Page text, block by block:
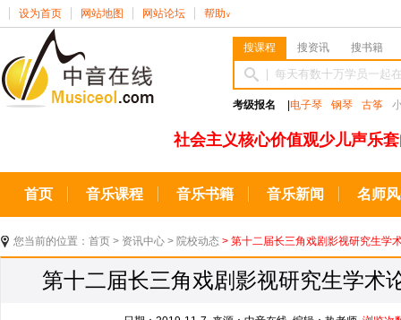
设为首页 网站地图 网站论坛 帮助 ∨
搜课程 搜资讯 搜书籍
考级报名 电子琴 钢琴 古筝
社会主义核心价值观少儿声乐
首页 音乐课程 音乐书籍 音乐新闻 名师
您当前的位置： 首页 > 资讯中心 > 院校动态 > ​第十二届长三角戏剧影视研究生学
第十二届长三角戏剧影视研究生学术